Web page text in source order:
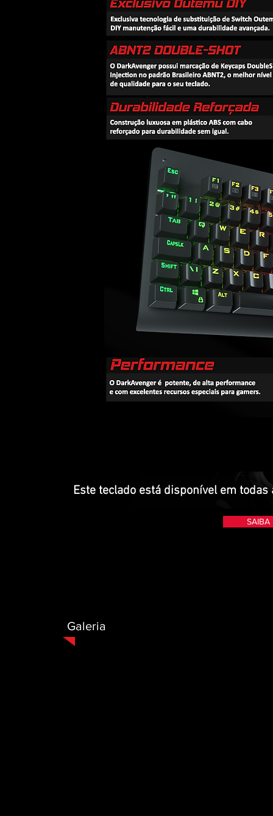
Este teclado está disponível em
SAIBA
Galeria